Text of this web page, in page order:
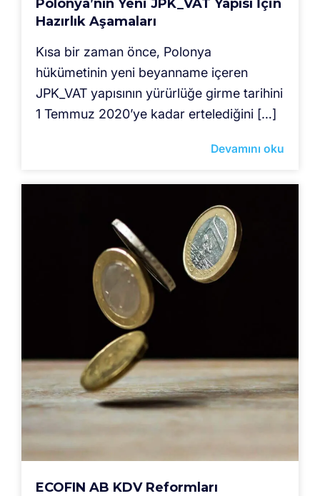
Polonya’nın Yeni JPK_VAT Yapısı İçin
Hazırlık Aşamaları
Kısa bir zaman önce, Polonya
hükümetinin yeni beyanname içeren
JPK_VAT yapısının yürürlüğe girme tarihini
1 Temmuz 2020’ye kadar ertelediğini […]
Devamını oku
ECOFIN AB KDV Reformları